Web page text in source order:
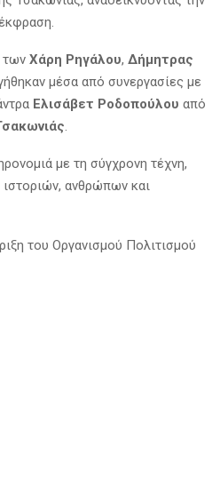
των Χάρη Ρηγάλου, Δήμητρας
μέσα από συνεργασίες με
Ελισάβετ Ροδοπούλου από
.
με τη σύγχρονη τέχνη,
ανθρώπων και
του Οργανισμού Πολιτισμού